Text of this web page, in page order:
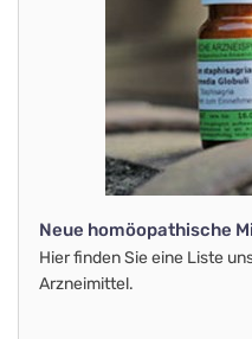
Neue homöopathische
Hier finden Sie eine Liste
Arzneimittel.